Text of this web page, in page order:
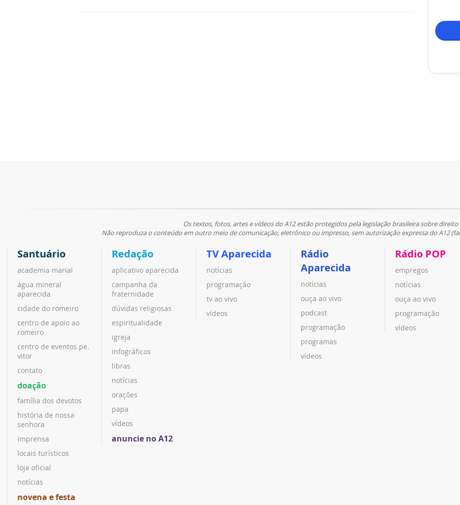
Os textos, fotos, artes e vídeos do A12 estão protegidos pela legislação brasileira sobre
Não reproduza o conteúdo em outro meio de comunicação, eletrônico ou impresso, sem autorização expressa do A12
Santuário
academia marial
água mineral
aparecida
cidade do romeiro
centro de apoio ao
romeiro
centro de eventos pe.
vitor
contato
doação
família dos devotos
história de nossa
senhora
imprensa
locais turísticos
loja oficial
notícias
novena e festa
Redação
aplicativo aparecida
campanha da
fraternidade
dúvidas religiosas
espiritualidade
igreja
infográficos
libras
notícias
orações
papa
vídeos
anuncie no A12
TV Aparecida
notícias
programação
tv ao vivo
vídeos
Rádio
Aparecida
notícias
ouça ao vivo
podcast
programação
programas
vídeos
Rádio POP
empregos
notícias
ouça ao vivo
programação
vídeos